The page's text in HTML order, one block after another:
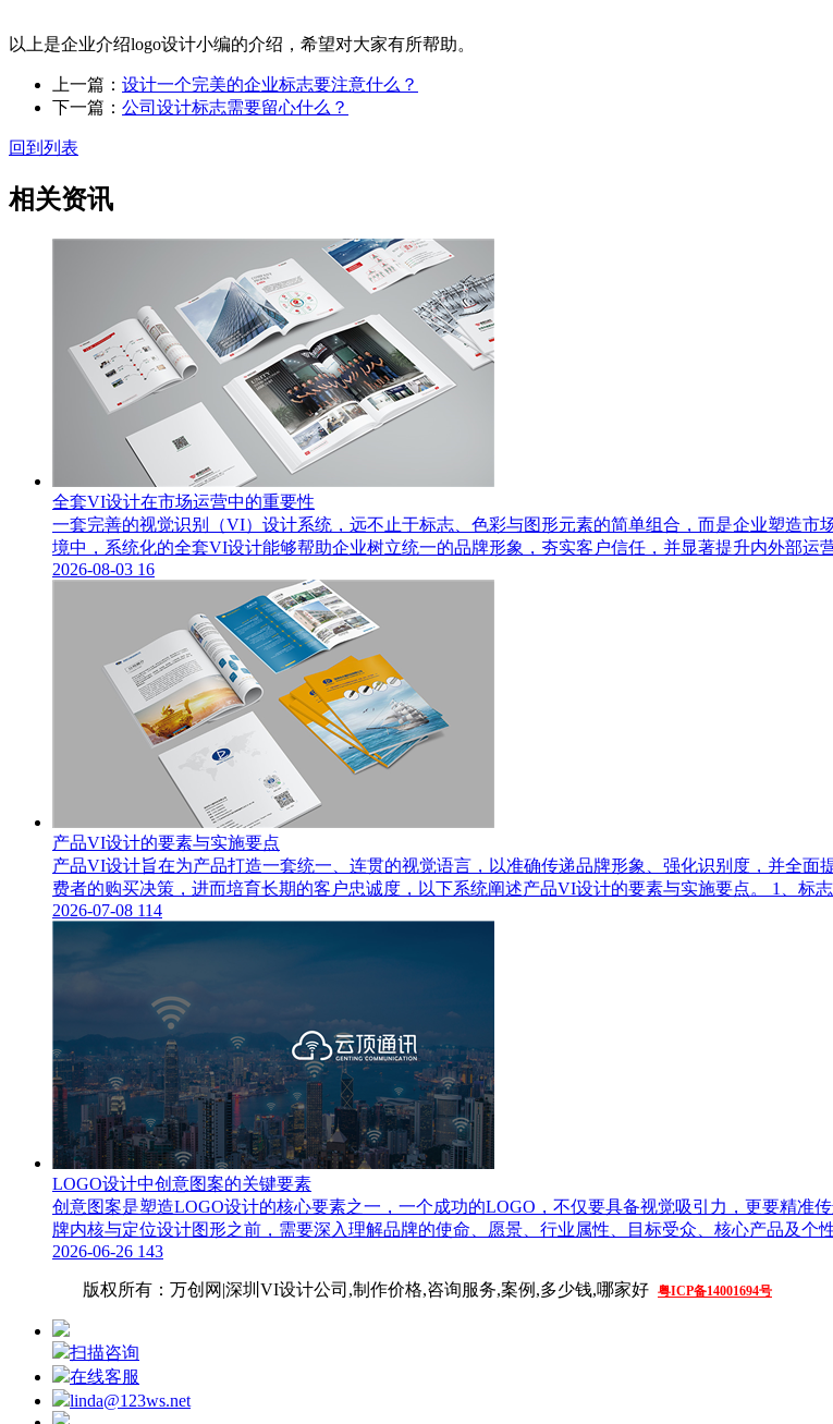
以上是企业介绍logo设计小编的介绍，希望对大家有所帮助。
上一篇： 设计一个完美的企业标志要注意什么？
下一篇： 公司设计标志需要留心什么？
回到列表
相关资讯
全套VI设计在市场运营中的重要性
一套完善的视觉识别（VI）设计系统，远不止于标志、色彩与图形元素的简单组合，而是企业塑造
境中，系统化的全套VI设计能够帮助企业树立统一的品牌形象，夯实客户信任，并显著提升内外部
2026-08-03 16
产品VI设计的要素与实施要点
产品VI设计旨在为产品打造一套统一、连贯的视觉语言，以准确传递品牌形象、强化识别度，并全
费者的购买决策，进而培育长期的客户忠诚度，以下系统阐述产品VI设计的要素与实施要点。 1、
2026-07-08 114
LOGO设计中创意图案的关键要素
创意图案是塑造LOGO设计的核心要素之一，一个成功的LOGO，不仅要具备视觉吸引力，更要精准
牌内核与定位设计图形之前，需要深入理解品牌的使命、愿景、行业属性、目标受众、核心产品及
2026-06-26 143
版权所有：万创网|深圳VI设计公司,制作价格,咨询服务,案例,多少钱,哪家好 粤ICP备14001694号
扫描咨询
在线客服
linda@123ws.net